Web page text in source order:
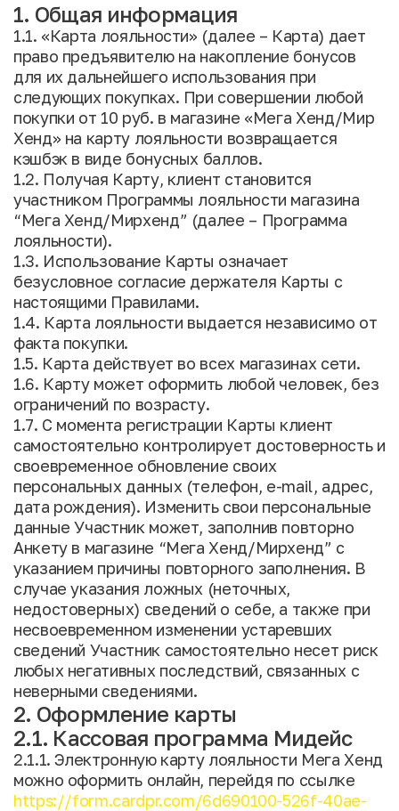
1. Общая информация
1.1. «Карта лояльности» (далее – Карта) дает
право предъявителю на накопление бонусов
для их дальнейшего использования при
следующих покупках. При совершении любой
покупки от 10 руб. в магазине «Мега Хенд/Мир
Хенд» на карту лояльности возвращается
кэшбэк в виде бонусных баллов.
1.2. Получая Карту, клиент становится
участником Программы лояльности магазина
“Мега Хенд/Мирхенд” (далее – Программа
лояльности).
1.3. Использование Карты означает
безусловное согласие держателя Карты с
настоящими Правилами.
1.4. Карта лояльности выдается независимо от
факта покупки.
1.5. Карта действует во всех магазинах сети.
1.6. Карту может оформить любой человек, без
ограничений по возрасту.
1.7. С момента регистрации Карты клиент
самостоятельно контролирует достоверность и
своевременное обновление своих
персональных данных (телефон, e-mail, адрес,
дата рождения). Изменить свои персональные
данные Участник может, заполнив повторно
Анкету в магазине “Мега Хенд/Мирхенд” с
указанием причины повторного заполнения. В
случае указания ложных (неточных,
недостоверных) сведений о себе, а также при
несвоевременном изменении устаревших
сведений Участник самостоятельно несет риск
любых негативных последствий, связанных с
неверными сведениями.
2. Оформление карты
2.1. Кассовая программа Мидейс
2.1.1. Электронную карту лояльности Мега Хенд
можно оформить онлайн, перейдя по ссылке
https://form.cardpr.com/6d690100-526f-40ae-